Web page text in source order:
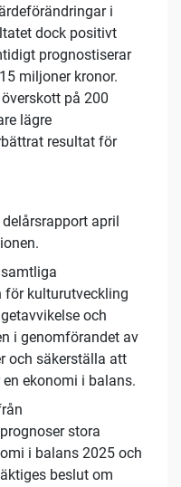
i
dock positivt
prognostiserar
miljoner kronor.
på 200
lägre
resultat för
april
för kulturutveckling
och
i genomförandet av
och säkerställa att
ekonomi i balans.
stora
i balans 2025 och
beslut om